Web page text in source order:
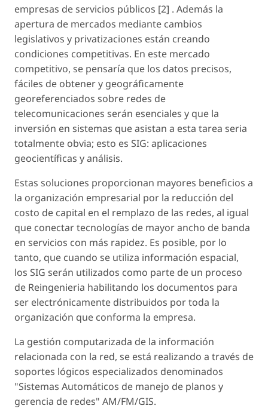
empresas de servicios públicos [2] . Además la
apertura de mercados mediante cambios
legislativos y privatizaciones están creando
condiciones competitivas. En este mercado
competitivo, se pensaría que los datos precisos,
fáciles de obtener y geográficamente
georeferenciados sobre redes de
telecomunicaciones serán esenciales y que la
inversión en sistemas que asistan a esta tarea seria
totalmente obvia; esto es SIG: aplicaciones
geocientíficas y análisis.
Estas soluciones proporcionan mayores beneficios a
la organización empresarial por la reducción del
costo de capital en el remplazo de las redes, al igual
que conectar tecnologías de mayor ancho de banda
en servicios con más rapidez. Es posible, por lo
tanto, que cuando se utiliza información espacial,
los SIG serán utilizados como parte de un proceso
de Reingenieria habilitando los documentos para
ser electrónicamente distribuidos por toda la
organización que conforma la empresa.
La gestión computarizada de la información
relacionada con la red, se está realizando a través de
soportes lógicos especializados denominados
"Sistemas Automáticos de manejo de planos y
gerencia de redes" AM/FM/GIS.